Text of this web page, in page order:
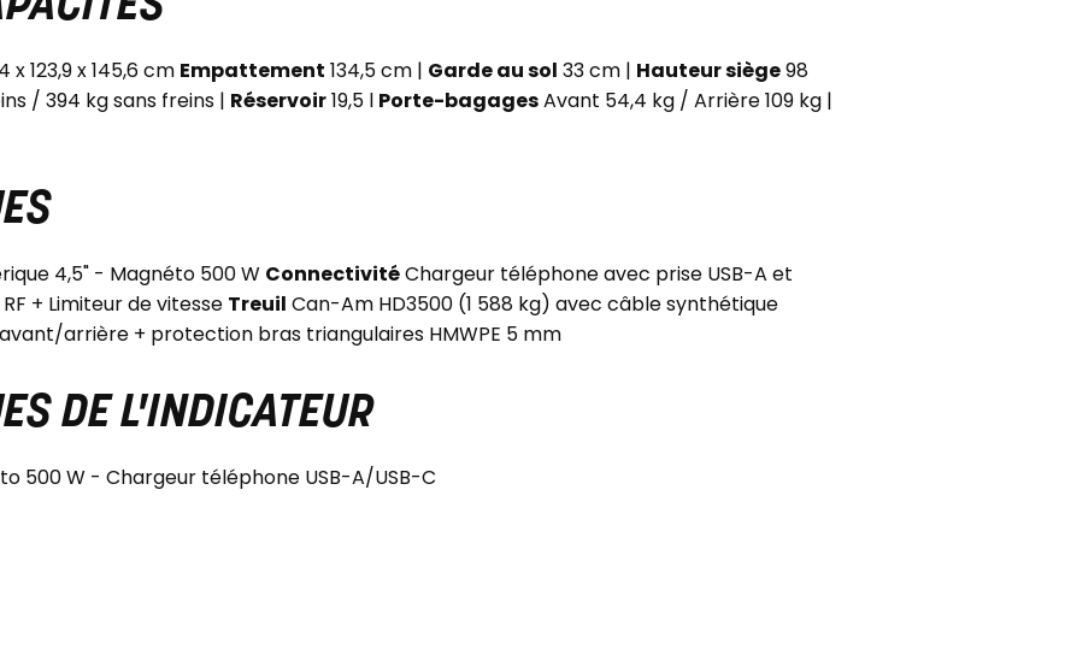
x 123,9 x 145,6 cm Empattement 134,5 cm | Garde au sol 33 cm | Hauteur siège98
/ 394 kg sans freins | Réservoir19,5 l Porte-bagagesAvant 54,4 kg / Arrière 109 kg |
4,5" - Magnéto 500 W ConnectivitéChargeur téléphone avec prise USB-A et
RF + Limiteur de vitesse Treuil Can-Am HD3500 (1 588 kg) avec câble synthétique
arrière + protection bras triangulaires HMWPE 5 mm
DE L'INDICATEUR
500 W - Chargeur téléphone USB-A/USB-C